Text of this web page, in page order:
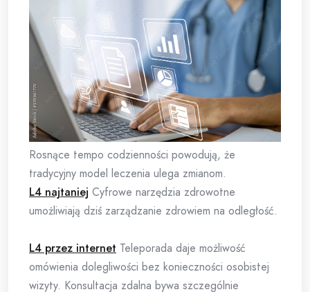
Rosnące tempo codzienności powodują, że
tradycyjny model leczenia ulega zmianom.
L4 najtaniej Cyfrowe narzędzia zdrowotne
umożliwiają dziś zarządzanie zdrowiem na odległość.
L4 przez internet Teleporada daje możliwość
omówienia dolegliwości bez konieczności osobistej
wizyty. Konsultacja zdalna bywa szczególnie